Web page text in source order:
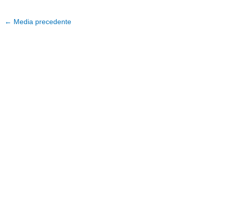
← Media precedente